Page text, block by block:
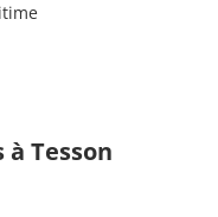
Tesson